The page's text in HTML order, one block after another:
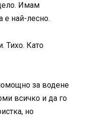
Имам
е най-лесно.
Тихо. Като
за водене
всичко и да го
но